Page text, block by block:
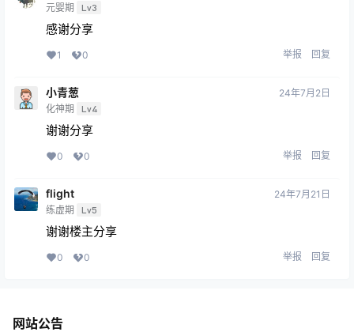
元婴期 Lv3
感谢分享
1 0 举报 回复
小青葱
化神期 Lv4
24年7月2日
谢谢分享
0 0 举报 回复
flight
练虚期 Lv5
24年7月21日
谢谢楼主分享
0 0 举报 回复
网站公告